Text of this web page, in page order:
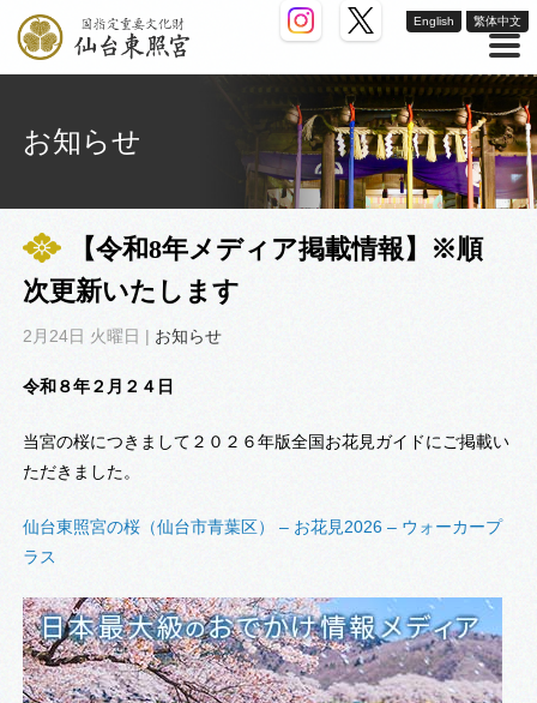
English 繁体中文
お知らせ
【令和8年メディア掲載情報】※順
次更新いたします
2月24日 火曜日 | お知らせ
令和８年２月２４日
当宮の桜につきまして２０２６年版全国お花見ガイドにご掲載い
ただきました。
仙台東照宮の桜（仙台市青葉区） – お花見2026 – ウォーカープ
ラス